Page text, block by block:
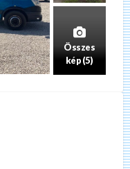
Összes
kép (5)